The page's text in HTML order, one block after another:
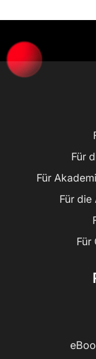
Für
Für
Für die
Für